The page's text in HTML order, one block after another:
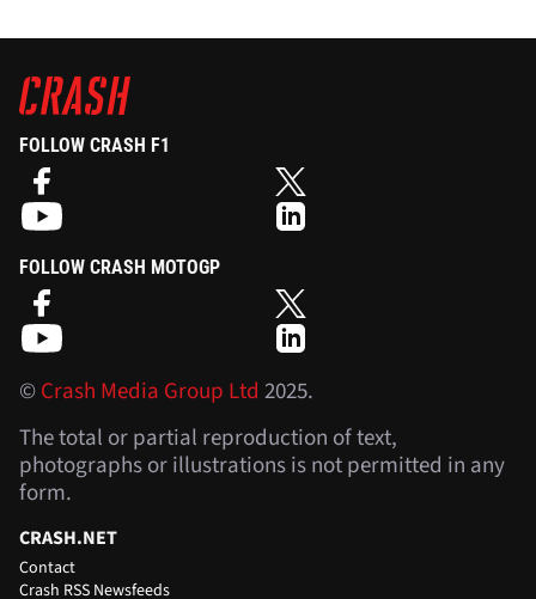
FOLLOW CRASH F1
FOLLOW CRASH MOTOGP
©Crash Media Group Ltd 2025.
The total or partial reproduction of text,
photographs or illustrations is not permitted in any
form.
CRASH.NET
Contact
Crash RSS Newsfeeds